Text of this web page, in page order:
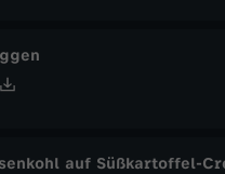
auf Süßkartoffel-